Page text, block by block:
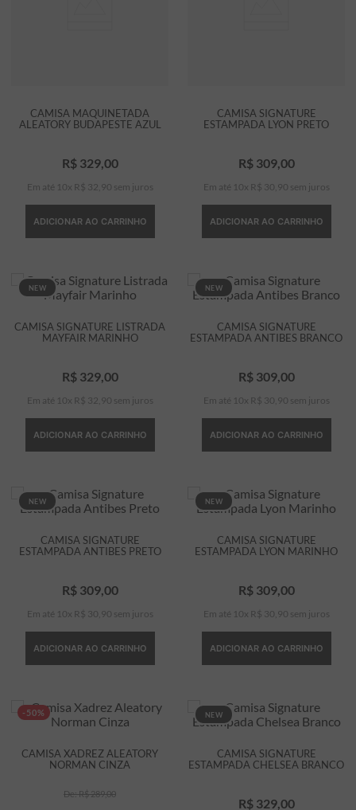
CAMISA MAQUINETADA
ALEATORY BUDAPESTE AZUL
R$ 329, 00
Em até 10 x R$ 32 90 sem juros
ADICIONAR AO CARRINHO
CAMISA SIGNATURE
ESTAMPADA LYON PRETO
R$ 309, 00
Em até 10 x R$ 30 90 sem juros
ADICIONAR AO CARRINHO
NEW
CAMISA SIGNATURE LISTRADA
MAYFAIR MARINHO
R$ 329, 00
Em até 10 x R$ 32 90 sem juros
ADICIONAR AO CARRINHO
NEW
CAMISA SIGNATURE
ESTAMPADA ANTIBES BRANCO
R$ 309, 00
Em até 10 x R$ 30 90 sem juros
ADICIONAR AO CARRINHO
NEW
CAMISA SIGNATURE
ESTAMPADA ANTIBES PRETO
R$ 309, 00
Em até 10 x R$ 30 90 sem juros
ADICIONAR AO CARRINHO
NEW
CAMISA SIGNATURE
ESTAMPADA LYON MARINHO
R$ 309, 00
Em até 10 x R$ 30 90 sem juros
ADICIONAR AO CARRINHO
-50%
CAMISA XADREZ ALEATORY
NORMAN CINZA
R$289,00
NEW
CAMISA SIGNATURE
ESTAMPADA CHELSEA BRANCO
R$ 329, 00